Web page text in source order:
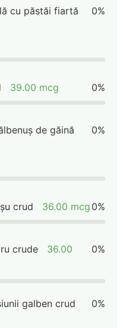
cu păstăi fiartă
0%
39.00 mcg 0%
de găină
0%
crud 36.00 mcg 0%
crude
36.00
0%
galben crud
0%